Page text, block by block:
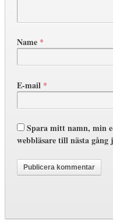
Name *
E-mail *
Spara mitt namn, min
webbläsare till nästa